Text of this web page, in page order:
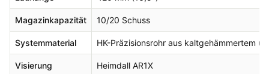
Magazinkapazität 10/20 Schuss
Systemmaterial HK-Präzisionsrohr aus kaltgehämmertem
Visierung Heimdall AR1X